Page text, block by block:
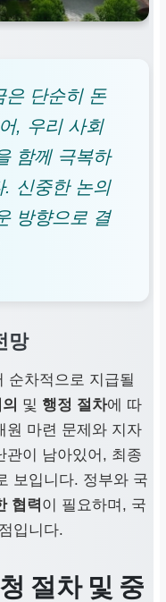
은 단순히 돈
, 우리 사회
함께 극복하
. 신중한 논의
방향으로 결
망
순차적으로 지급될
및 행정 절차에 따
원 마련 문제와 지자
관이 남아있어, 최종
보입니다. 정부와 국
협력 이 필요하며, 국
입니다.
절차 및 중